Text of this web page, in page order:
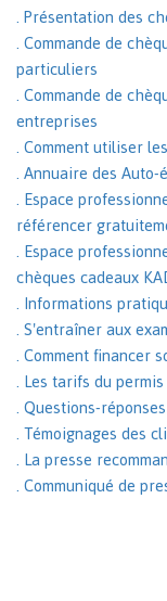
. Présentation des
. Commande de
particuliers
. Commande de
entreprises
. Comment utiliser
. Annuaire des Auto-
. Espace
référencer
. Espace
chèques cadeaux
. Informations
. S'entraîner aux
. Comment financer
. Les tarifs du
. Questions-
. Témoignages des
. La presse
. Communiqué de